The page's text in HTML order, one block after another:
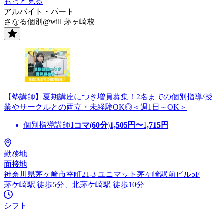
アルバイト・パート
さなる個別@will 茅ヶ崎校
【塾講師】夏期講座につき増員募集！2名までの個別指導/授
業やサークルとの両立・未経験OK◎＜週1日～OK＞
個別指導講師1コマ(60分)1,505円〜1,715円
勤務地
面接地
神奈川県茅ヶ崎市幸町21-3 ユニマット茅ヶ崎駅前ビル5F
茅ケ崎駅 徒歩5分、北茅ケ崎駅 徒歩10分
シフト